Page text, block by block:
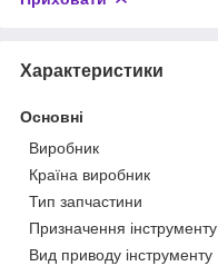
Характеристики
Основні
Виробник
Країна виробник
Тип запчастини
Призначення інструменту
Вид приводу інструменту